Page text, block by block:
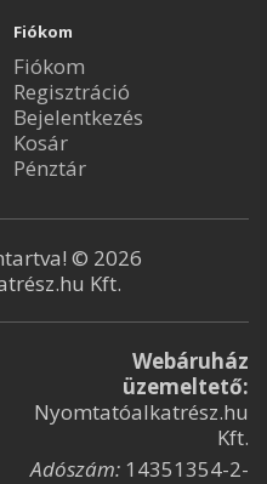
Fiókom
Fiókom
Regisztráció
Bejelentkezés
Kosár
Pénztár
© 2026
Kft.
Webáruház
üzemeltető:
Nyomtatóalkatrész.hu
Kft.
Adószám: 14351354-2-